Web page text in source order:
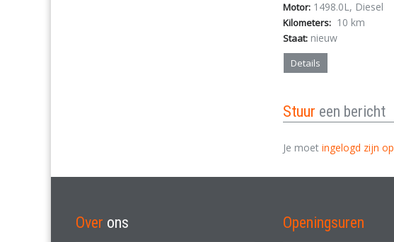
Motor:1498.0L, Diesel
Kilometers:10 km
Staat:nieuw
Details
Stuur een bericht
Je moet ingelogd zijn op
Over ons Openingsuren